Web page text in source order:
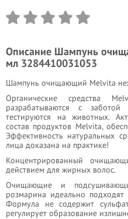
Описание Шампунь
мл 3284410031053
Шампунь очищающий Melvita
Органические средства
разрабатываются с
тестируются на животных.
состав продуктов Melvita,
Эффективность натуральных
лица доказана на практике!
Концентрированный
действием для жирных волос.
Очищающие и
розмарина идеально
Формула не содержит
регулирует образование